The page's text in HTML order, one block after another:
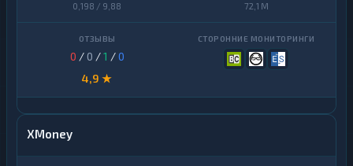
0,198 / 9,88 72,1 M
0 / 0 /1 /0
4,9 ★
XMoney